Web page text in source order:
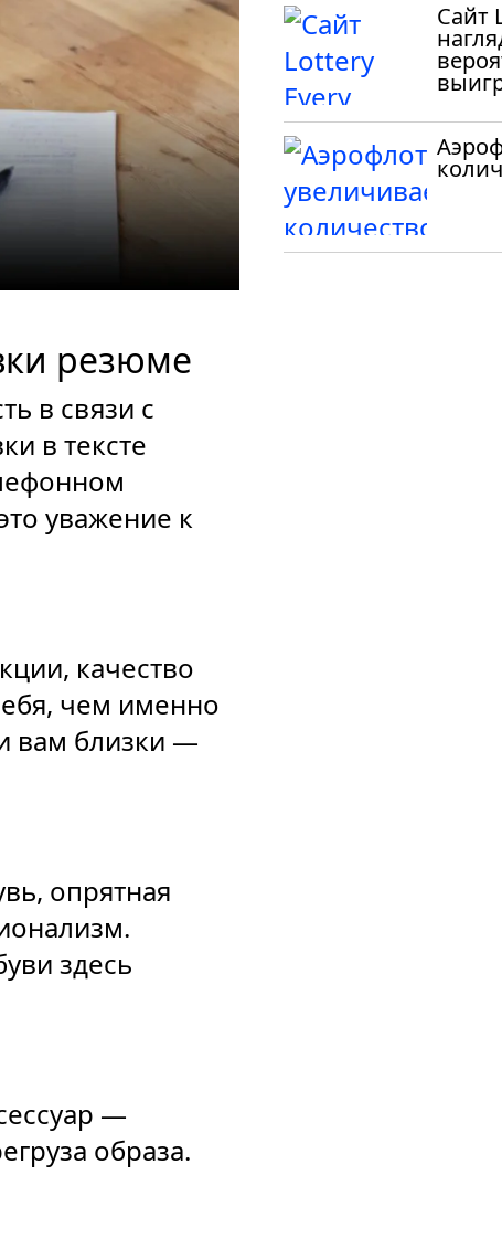
резюме
в связи с
в тексте
уважение к
качество
чем именно
вам близки —
опрятная
здесь
—
образа.
Сайт